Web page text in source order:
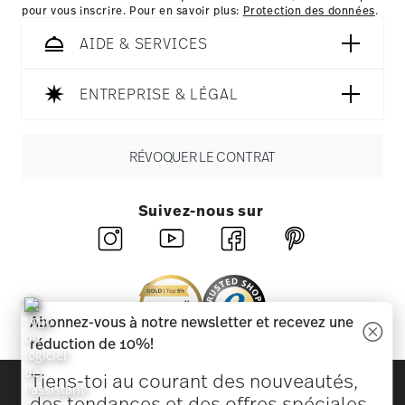
pour vous inscrire. Pour en savoir plus: Protection des données.
AIDE & SERVICES
ENTREPRISE & LÉGAL
RÉVOQUER LE CONTRAT
Suivez-nous sur
Découvrez toutes nos marques
Abonnez-vous à notre newsletter et recevez une
réduction de 10%!
Tiens-toi au courant des nouveautés,